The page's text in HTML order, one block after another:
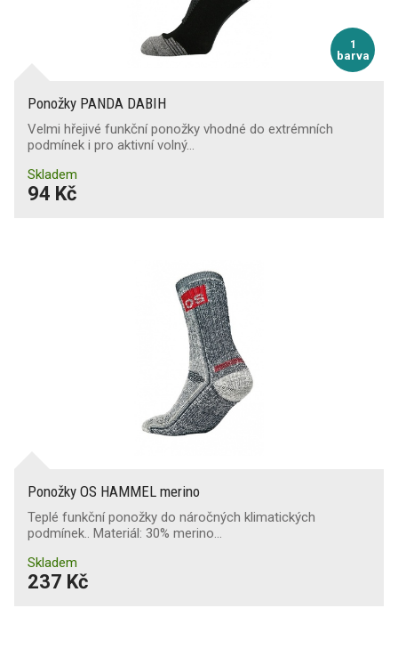
1
barva
Ponožky PANDA DABIH
Velmi hřejivé funkční ponožky vhodné do extrémních
podmínek i pro aktivní volný…
Skladem
94 Kč
Ponožky OS HAMMEL merino
Teplé funkční ponožky do náročných klimatických
podmínek.. Materiál: 30% merino…
Skladem
237 Kč